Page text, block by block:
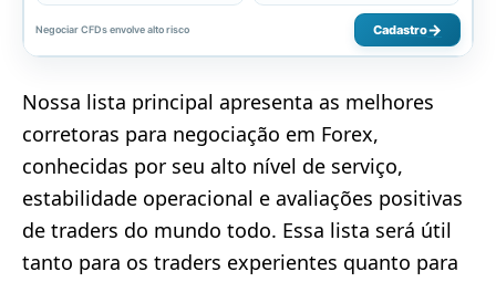
Negociar CFDs envolve alto risco Cadastro
Nossa lista principal apresenta as melhores
corretoras para negociação em Forex,
conhecidas por seu alto nível de serviço,
estabilidade operacional e avaliações positivas
de traders do mundo todo. Essa lista será útil
tanto para os traders experientes quanto para